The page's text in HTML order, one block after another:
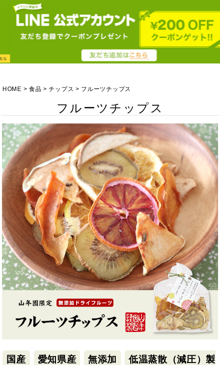
HOME 食品 チップス フルーツチップス
フルーツチップス
国産 愛知県産 無添加
低温蒸散（減圧）製